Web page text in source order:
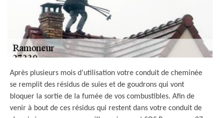
Après plusieurs mois d’utilisation votre conduit de cheminée
se remplit des résidus de suies et de goudrons qui vont
bloquer la sortie de la fumée de vos combustibles. Afin de
venir à bout de ces résidus qui restent dans votre conduit de